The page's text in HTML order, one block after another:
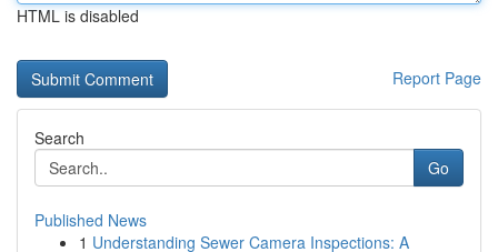
HTML is disabled
Report Page
Search
Go
Published News
1 Understanding Sewer Camera Inspections: A